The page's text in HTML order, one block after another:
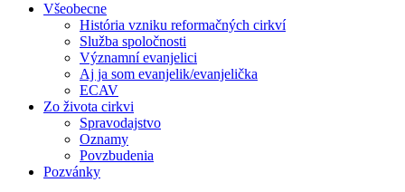
Všeobecne
História vzniku reformačných cirkví
Služba spoločnosti
Významní evanjelici
Aj ja som evanjelik/evanjelička
ECAV
Zo života cirkvi
Spravodajstvo
Oznamy
Povzbudenia
Pozvánky